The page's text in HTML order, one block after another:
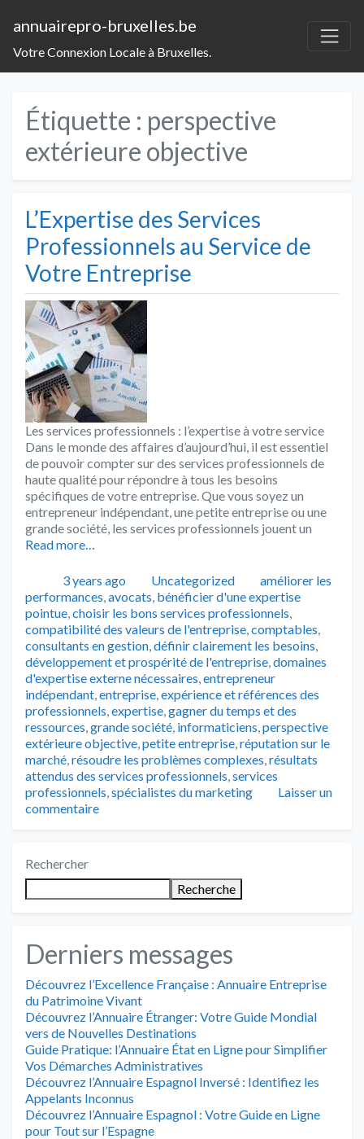
annuairepro-bruxelles.be
Votre Connexion Locale à Bruxelles.
Étiquette : perspective
extérieure objective
L’Expertise des Services
Professionnels au Service de
Votre Entreprise
Les services professionnels : l’expertise à votre service
Dans le monde des affaires d’aujourd’hui, il est essentiel
de pouvoir compter sur des services professionnels de
haute qualité pour répondre à tous les besoins
spécifiques de votre entreprise. Que vous soyez un
entrepreneur indépendant, une petite entreprise ou une
grande société, les services professionnels jouent un
Read more…
Publié3 years ago Catégories
Uncategorized Tags
améliorer les
performances,avocats, bénéficier d'une expertise
pointue,choisir les bons services professionnels,
compatibilité des valeurs de l'entreprise,comptables,
consultants en gestion,définir clairement les besoins,
développement et prospérité de l'entreprise,domaines
d'expertise externe nécessaires,entrepreneur
indépendant,entreprise,expérience et références des
professionnels,expertise,gagner du temps et des
ressources,grande société, informaticiens,perspective
extérieure objective,petite entreprise,réputation sur le
marché,résoudre les problèmes complexes,résultats
attendus des services professionnels,services
professionnels,spécialistes du marketing
Laisser un
commentaire
Rechercher
Recherche
Derniers messages
Découvrez l’Excellence Française : Annuaire Entreprise
du Patrimoine Vivant
Découvrez l’Annuaire Étranger: Votre Guide Mondial
vers de Nouvelles Destinations
Guide Pratique: l’Annuaire État en Ligne pour Simplifier
Vos Démarches Administratives
Découvrez l’Annuaire Espagnol Inversé : Identifiez les
Appelants Inconnus
Découvrez l’Annuaire Espagnol : Votre Guide en Ligne
pour Tout sur l’Espagne